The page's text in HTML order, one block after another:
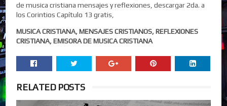
de musica cristiana mensajes y reflexiones, descargar 2da. a
los Corintios Capítulo 13 gratis,
MUSICA CRISTIANA, MENSAJES CRISTIANOS, REFLEXIONES
CRISTIANA, EMISORA DE MUSICA CRISTIANA
RELATED POSTS